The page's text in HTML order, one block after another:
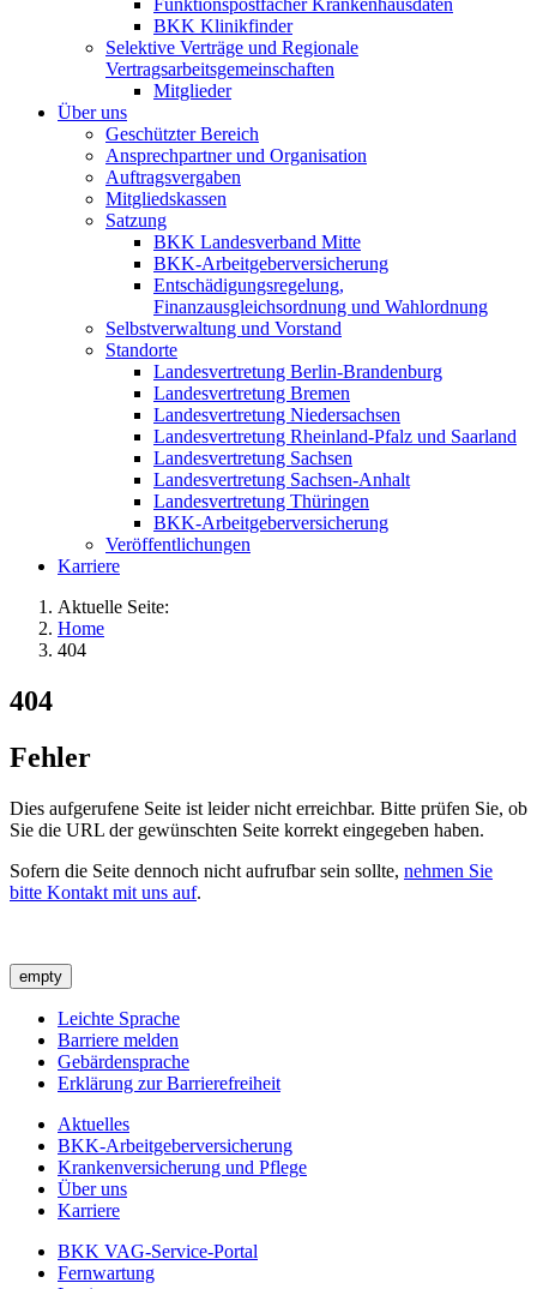
Funktionspostfächer Krankenhausdaten
BKK Klinikfinder
Selektive Verträge und Regionale
Vertragsarbeitsgemeinschaften
Mitglieder
Über uns
Geschützter Bereich
Ansprechpartner und Organisation
Auftragsvergaben
Mitgliedskassen
Satzung
BKK Landesverband Mitte
BKK-Arbeitgeberversicherung
Entschädigungsregelung,
Finanzausgleichsordnung und Wahlordnung
Selbstverwaltung und Vorstand
Standorte
Landesvertretung Berlin-Brandenburg
Landesvertretung Bremen
Landesvertretung Niedersachsen
Landesvertretung Rheinland-Pfalz und Saarland
Landesvertretung Sachsen
Landesvertretung Sachsen-Anhalt
Landesvertretung Thüringen
BKK-Arbeitgeberversicherung
Veröffentlichungen
Karriere
Aktuelle Seite:
Home
404
404
Fehler
Dies aufgerufene Seite ist leider nicht erreichbar. Bitte prüfen Sie, ob
Sie die URL der gewünschten Seite korrekt eingegeben haben.
Sofern die Seite dennoch nicht aufrufbar sein sollte, nehmen Sie
bitte Kontakt mit uns auf.
empty
Leichte Sprache
Barriere melden
Gebärdensprache
Erklärung zur Barrierefreiheit
Aktuelles
BKK-Arbeitgeberversicherung
Krankenversicherung und Pflege
Über uns
Karriere
BKK VAG-Service-Portal
Fernwartung